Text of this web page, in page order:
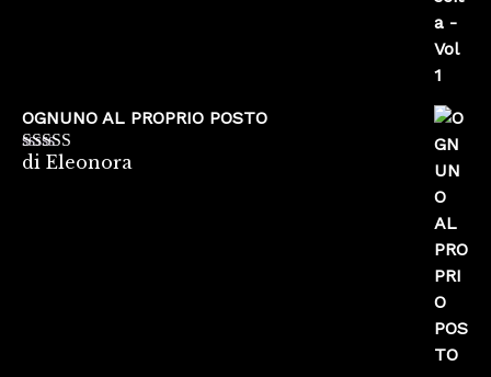
OGNUNO AL PROPRIO POSTO
Valutato5su
di Eleonora